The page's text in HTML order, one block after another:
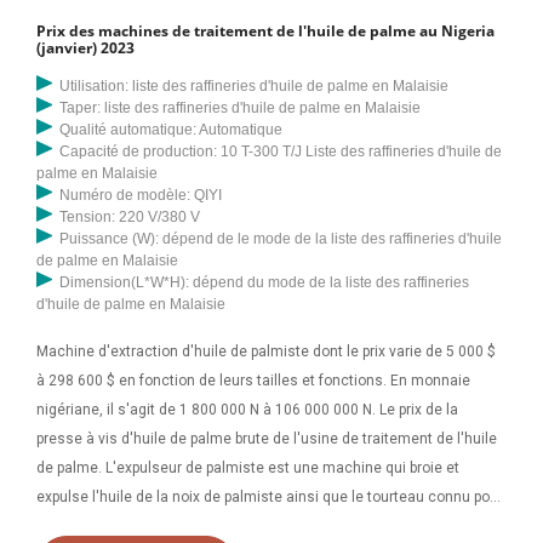
Prix des machines de traitement de l'huile de palme au Nigeria
(janvier) 2023
Utilisation: liste des raffineries d'huile de palme en Malaisie
Taper: liste des raffineries d'huile de palme en Malaisie
Qualité automatique: Automatique
Capacité de production: 10 T-300 T/J Liste des raffineries d'huile de
palme en Malaisie
Numéro de modèle: QIYI
Tension: 220 V/380 V
Puissance (W): dépend de le mode de la liste des raffineries d'huile
de palme en Malaisie
Dimension(L*W*H): dépend du mode de la liste des raffineries
d'huile de palme en Malaisie
Machine d'extraction d'huile de palmiste dont le prix varie de 5 000 $
à 298 600 $ en fonction de leurs tailles et fonctions. En monnaie
nigériane, il s'agit de 1 800 000 N à 106 000 000 N. Le prix de la
presse à vis d'huile de palme brute de l'usine de traitement de l'huile
de palme. L'expulseur de palmiste est une machine qui broie et
expulse l'huile de la noix de palmiste ainsi que le tourteau connu pour